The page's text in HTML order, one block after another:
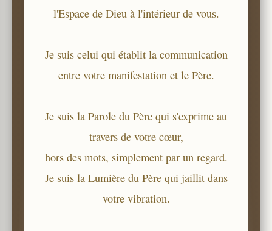
l'Espace de Dieu à l'intérieur de vous.
Je suis celui qui établit la communication
entre votre manifestation et le Père.
Je suis la Parole du Père qui s'exprime au
travers de votre cœur,
hors des mots, simplement par un regard.
Je suis la Lumière du Père qui jaillit dans
votre vibration.